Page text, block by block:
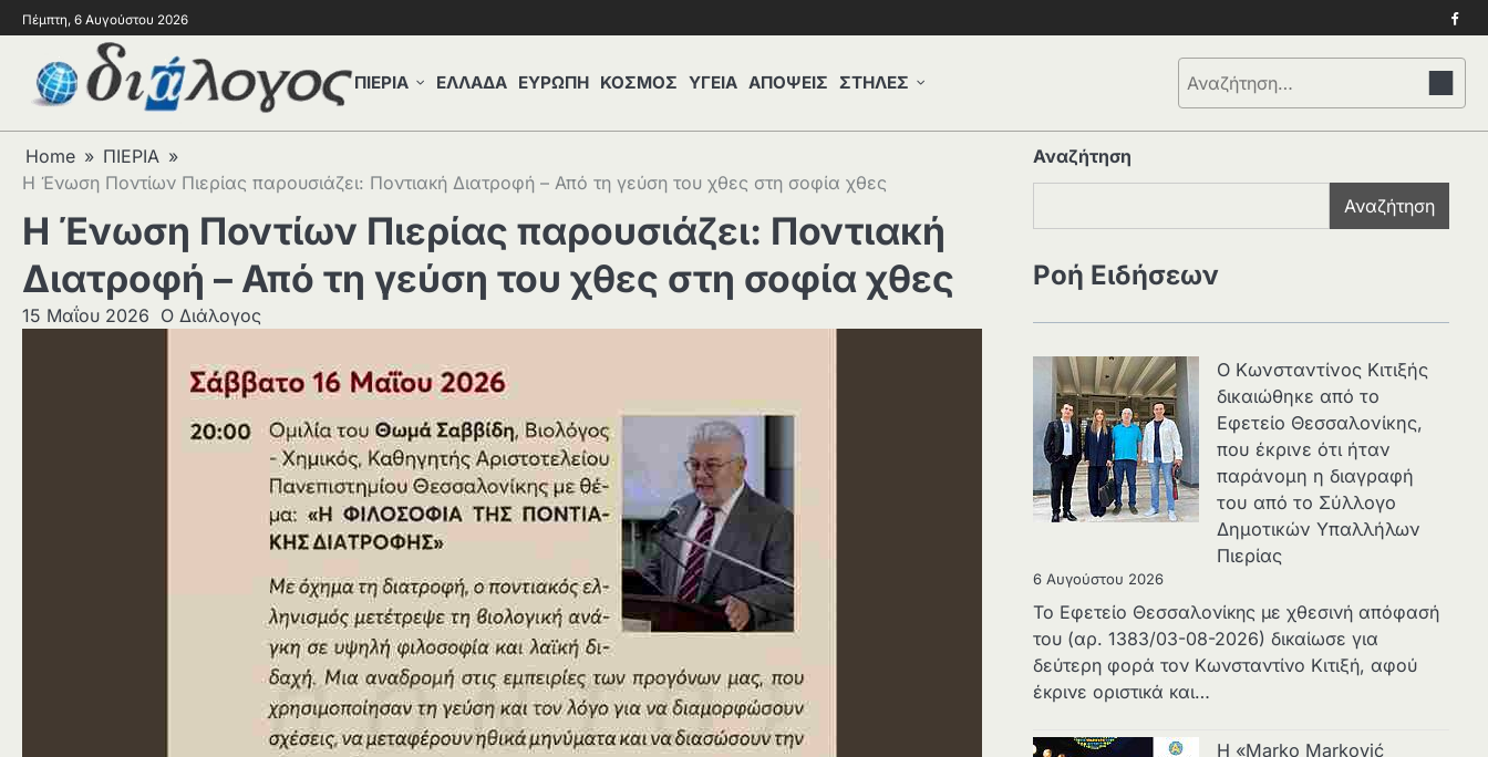
Πέμπτη, 6 Αυγούστου 2026
ΠΙΕΡΙΑ ΕΛΛΑΔΑ ΕΥΡΩΠΗ ΚΟΣΜΟΣ ΥΓΕΙΑ ΑΠΟΨΕΙΣ ΣΤΗΛΕΣ
Αναζήτηση
για:
Home
ΠΙΕΡΙΑ
Η Ένωση Ποντίων Πιερίας παρουσιάζει: Ποντιακή Διατροφή – Από τη γεύση του χθες στη σοφία χθες
Η Ένωση Ποντίων Πιερίας παρουσιάζει: Ποντιακή
Διατροφή – Από τη γεύση του χθες στη σοφία χθες
15 Μαΐου 2026 Ο Διάλογος
Αναζήτηση
Αναζήτηση
Ροή Ειδήσεων
Ο Κωνσταντίνος Κιτιξής
δικαιώθηκε από το
Εφετείο Θεσσαλονίκης,
που έκρινε ότι ήταν
παράνομη η διαγραφή
του από το Σύλλογο
Δημοτικών Υπαλλήλων
Πιερίας
6 Αυγούστου 2026
Το Εφετείο Θεσσαλονίκης με χθεσινή απόφασή
του (αρ. 1383/03-08-2026) δικαίωσε για
δεύτερη φορά τον Κωνσταντίνο Κιτιξή, αφού
έκρινε οριστικά και…
Η «Marko Marković